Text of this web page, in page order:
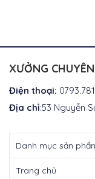
XƯỞNG
Điện thoại:
Địa chỉ:53 Nguyễn
Danh mục sản
Trang chủ